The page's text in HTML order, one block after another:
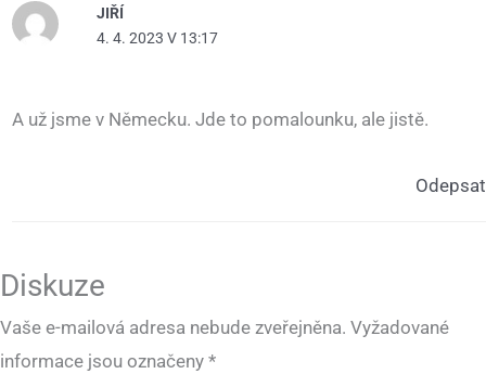
JIŘÍ
4. 4. 2023 V 13:17
A už jsme v Německu. Jde to pomalounku, ale jistě.
Odepsat
Diskuze
Vaše e-mailová adresa nebude zveřejněna. Vyžadované
informace jsou označeny *